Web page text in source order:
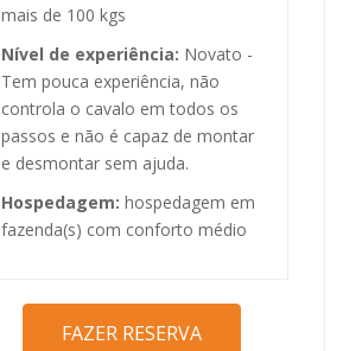
mais de 100 kgs
Nível de experiência: Novato -
Tem pouca experiência, não
controla o cavalo em todos os
passos e não é capaz de montar
e desmontar sem ajuda.
Hospedagem: hospedagem em
fazenda(s) com conforto médio